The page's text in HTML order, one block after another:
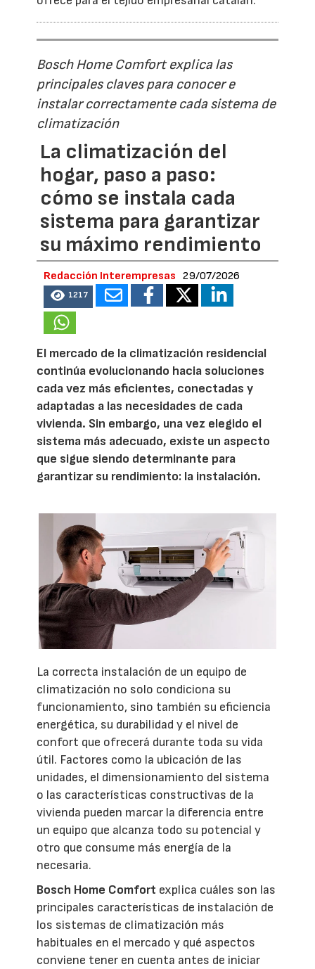
Bosch Home Comfort explica las
principales claves para conocer e
instalar correctamente cada sistema de
climatización
La climatización del
hogar, paso a paso:
cómo se instala cada
sistema para garantizar
su máximo rendimiento
Redacción Interempresas 29/07/2026
1217
El mercado de la climatización residencial
continúa evolucionando hacia soluciones
cada vez más eficientes, conectadas y
adaptadas a las necesidades de cada
vivienda. Sin embargo, una vez elegido el
sistema más adecuado, existe un aspecto
que sigue siendo determinante para
garantizar su rendimiento: la instalación.
La correcta instalación de un equipo de
climatización no solo condiciona su
funcionamiento, sino también su eficiencia
energética, su durabilidad y el nivel de
confort que ofrecerá durante toda su vida
útil. Factores como la ubicación de las
unidades, el dimensionamiento del sistema
o las características constructivas de la
vivienda pueden marcar la diferencia entre
un equipo que alcanza todo su potencial y
otro que consume más energía de la
necesaria.
Bosch Home Comfort explica cuáles son las
principales características de instalación de
los sistemas de climatización más
habituales en el mercado y qué aspectos
conviene tener en cuenta antes de iniciar